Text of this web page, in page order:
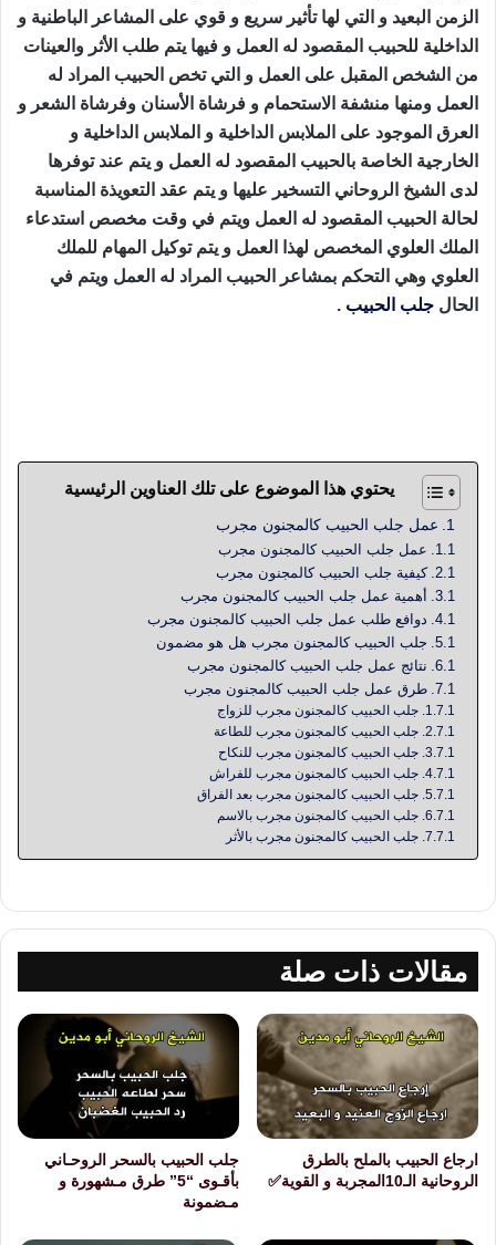
الزمن البعيد و التي لها تأثير سريع و قوي على المشاعر الباطنية و
الداخلية للحبيب المقصود له العمل و فيها يتم طلب الأثر والعينات
من الشخص المقبل على العمل و التي تخص الحبيب المراد له
العمل ومنها منشفة الاستحمام و فرشاة الأسنان وفرشاة الشعر و
العرق الموجود على الملابس الداخلية و الملابس الداخلية و
الخارجية الخاصة بالحبيب المقصود له العمل و يتم عند توفرها
لدى الشيخ الروحاني التسخير عليها و يتم عقد التعويذة المناسبة
لحالة الحبيب المقصود له العمل ويتم في وقت مخصص استدعاء
الملك العلوي المخصص لهذا العمل و يتم توكيل المهام للملك
العلوي وهي التحكم بمشاعر الحبيب المراد له العمل ويتم في
الحال جلب الحبيب .
يحتوي هذا الموضوع على تلك العناوين الرئيسية
عمل جلب الحبيب كالمجنون مجرب
عمل جلب الحبيب كالمجنون مجرب
كيفية جلب الحبيب كالمجنون مجرب
أهمية عمل جلب الحبيب كالمجنون مجرب
دوافع طلب عمل جلب الحبيب كالمجنون مجرب
جلب الحبيب كالمجنون مجرب هل هو مضمون
نتائج عمل جلب الحبيب كالمجنون مجرب
طرق عمل جلب الحبيب كالمجنون مجرب
جلب الحبيب كالمجنون مجرب للزواج
جلب الحبيب كالمجنون مجرب للطاعة
جلب الحبيب كالمجنون مجرب للنكاح
جلب الحبيب كالمجنون مجرب للفراش
جلب الحبيب كالمجنون مجرب بعد الفراق
جلب الحبيب كالمجنون مجرب بالاسم
جلب الحبيب كالمجنون مجرب بالأثر
مقالات ذات صلة
ارجاع الحبيب بالملح بالطرق
الروحانية الـ10المجربة و القوية✅
جلب الحبيب بالسحر الروحـاني
بأقـوى “5” طرق مـشهورة و
مـضمونة